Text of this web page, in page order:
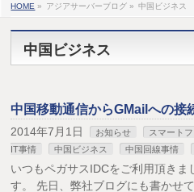
HOME » アジアサーバーブログ » 中国ビジネス
中国ビジネス
中国移動通信からGMailへの接
2014年7月1日 お知らせ スマート
IT事情
中国ビジネス 中国回線事情
いつもペガサスIDCをご利用頂きま
す。 先日、弊社ブログにも書かせ